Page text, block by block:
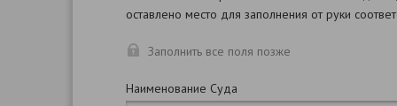
оставлено место для заполнения от руки
Заполнить все поля позже
Наименование Суда